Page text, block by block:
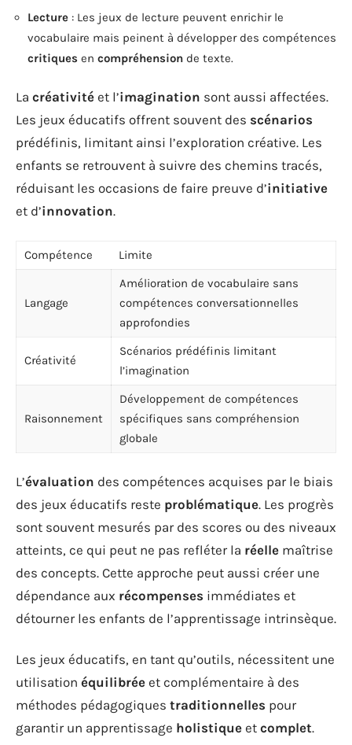
Lecture : Les jeux de lecture peuvent enrichir le
vocabulaire mais peinent à développer des compétences
critiques en compréhension de texte.
La créativité et l’imagination sont aussi affectées.
Les jeux éducatifs offrent souvent des scénarios
prédéfinis, limitant ainsi l’exploration créative. Les
enfants se retrouvent à suivre des chemins tracés,
réduisant les occasions de faire preuve d’initiative
et d’innovation.
Compétence Limite
Langage
Amélioration de vocabulaire sans
compétences conversationnelles
approfondies
Créativité
Scénarios prédéfinis limitant
l’imagination
Raisonnement
Développement de compétences
spécifiques sans compréhension
globale
L’évaluation des compétences acquises par le biais
des jeux éducatifs reste problématique. Les progrès
sont souvent mesurés par des scores ou des niveaux
atteints, ce qui peut ne pas refléter la réelle maîtrise
des concepts. Cette approche peut aussi créer une
dépendance aux récompenses immédiates et
détourner les enfants de l’apprentissage intrinsèque.
Les jeux éducatifs, en tant qu’outils, nécessitent une
utilisation équilibrée et complémentaire à des
méthodes pédagogiques traditionnelles pour
garantir un apprentissage holistique et complet.